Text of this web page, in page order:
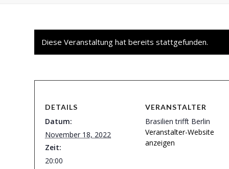
Diese Veranstaltung hat bereits stattgefunden.
DETAILS
Datum:
November 18, 2022
Zeit:
20:00
VERANSTALTER
Brasilien trifft Berlin
Veranstalter-Website
anzeigen